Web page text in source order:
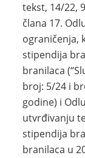
tekst, 14/22,
člana 17.
ograničenja,
stipendija
branilaca
broj: 5/24 i
godine) i
utvrđivanju
stipendija
branilaca u